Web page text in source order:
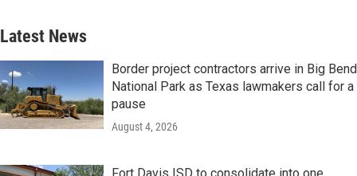
Latest News
Border project contractors arrive in Big Bend
National Park as Texas lawmakers call for a
pause
August 4, 2026
Fort Davis ISD to consolidate into one